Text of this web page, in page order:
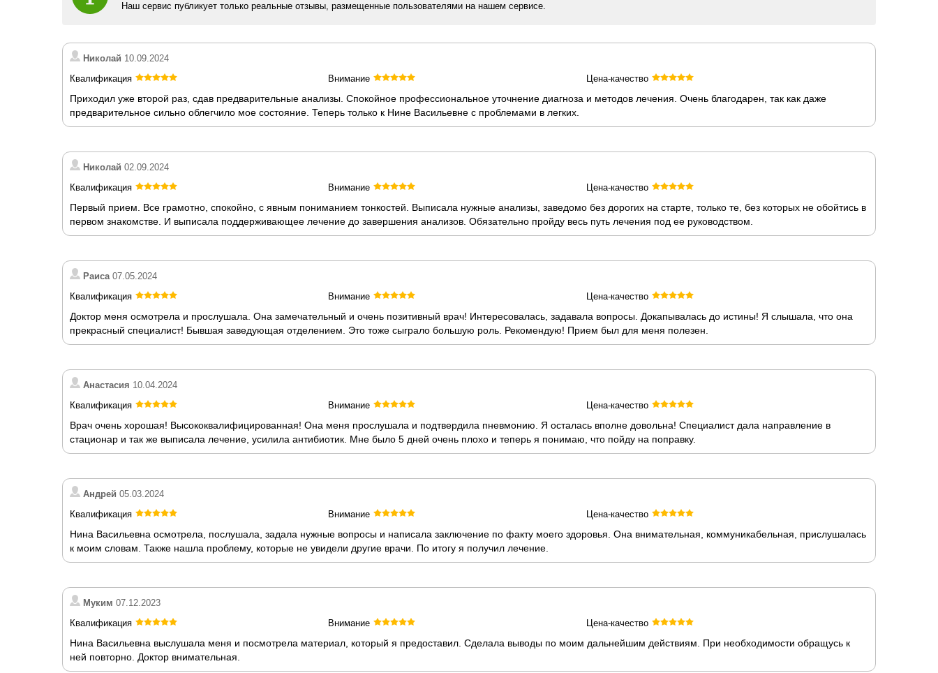
Наш сервис публикует только реальные отзывы, размещенные пользователями на нашем сервисе.
Николай 10.09.2024
Квалификация
Внимание Цена-качество
Приходил уже второй раз, сдав предварительные анализы. Спокойное профессиональное уточнение диагноза и методов лечения. Очень благодарен, так как даже
предварительное сильно облегчило мое состояние. Теперь только к Нине Васильевне с проблемами в легких.
Николай 02.09.2024
Квалификация
Внимание Цена-качество
Первый прием. Все грамотно, спокойно, с явным пониманием тонкостей. Выписала нужные анализы, заведомо без дорогих на старте, только те, без которых не обойтись в
первом знакомстве. И выписала поддерживающее лечение до завершения анализов. Обязательно пройду весь путь лечения под ее руководством.
Раиса07.05.2024
Квалификация
Внимание Цена-качество
Доктор меня осмотрела и прослушала. Она замечательный и очень позитивный врач! Интересовалась, задавала вопросы. Докапывалась до истины! Я слышала, что она
прекрасный специалист! Бывшая заведующая отделением. Это тоже сыграло большую роль. Рекомендую! Прием был для меня полезен.
Анастасия 10.04.2024
Квалификация
Внимание Цена-качество
Врач очень хорошая! Высококвалифицированная! Она меня прослушала и подтвердила пневмонию. Я осталась вполне довольна! Специалист дала направление в
стационар и так же выписала лечение, усилила антибиотик. Мне было 5 дней очень плохо и теперь я понимаю, что пойду на поправку.
Андрей 05.03.2024
Квалификация
Внимание Цена-качество
Нина Васильевна осмотрела, послушала, задала нужные вопросы и написала заключение по факту моего здоровья. Она внимательная, коммуникабельная, прислушалась
к моим словам. Также нашла проблему, которые не увидели другие врачи. По итогу я получил лечение.
Муким 07.12.2023
Квалификация
Внимание Цена-качество
Нина Васильевна выслушала меня и посмотрела материал, который я предоставил. Сделала выводы по моим дальнейшим действиям. При необходимости обращусь к
ней повторно. Доктор внимательная.